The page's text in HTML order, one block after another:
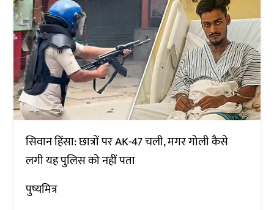
सिवान हिंसा: छात्रों पर AK-47 चली, मगर गोली कैसे
लगी यह पुलिस को नहीं पता
पुष्यमित्र